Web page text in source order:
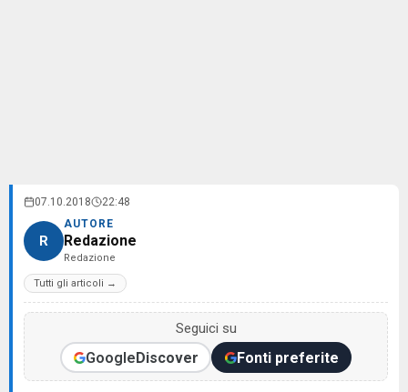
07.10.2018 22:48
R
AUTORE
Redazione
Redazione
Tutti gli articoli →
Seguici su
GoogleDiscover Fonti preferite